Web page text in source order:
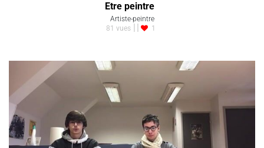
Etre peintre
Artiste-peintre
81 vues
1